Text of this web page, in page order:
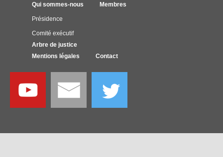
Qui sommes-nous
Présidence
Comité exécutif
Membres
Arbre de justice
Mentions légales
Contact